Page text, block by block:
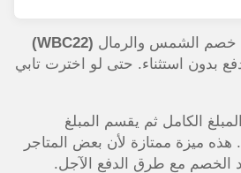
خصم الشمس والرمال (WBC22)
بدون استثناء. حتى لو اخترت تابي
الكامل ثم يقسم المبلغ
4 دفعات. هذه ميزة ممتازة لأن بعض المتاجر
الخصم مع طرق الدفع الآجل.